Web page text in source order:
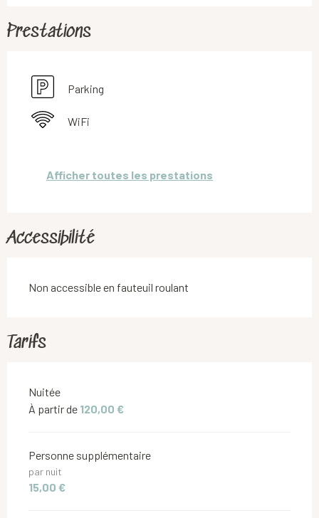
Prestations
Parking
WiFi
Afficher toutes les prestations
Accessibilité
Non accessible en fauteuil roulant
Tarifs
Tarifs 2026
Nuitée
À partir de 120,00 €
Personne supplémentaire
par nuit
15,00 €